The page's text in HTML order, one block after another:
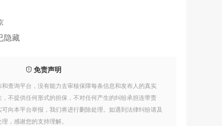
隐藏
免责声明
查询平台，没有能力去审核保障每条信息和发布人的真实
不提供任何形式的担保，不对任何产生的纠纷承担连带责
向本平台举报，我们将进行删除处理。如遇到法律纠纷请及
，感谢您的支持理解。